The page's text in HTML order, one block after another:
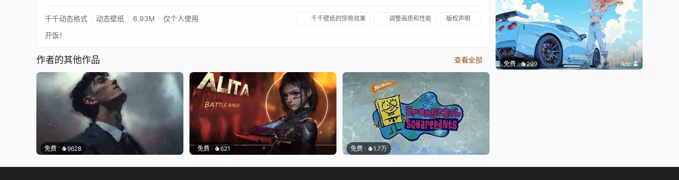
千千动态格式 动态壁纸 6.93M 仅个人使用 千千壁纸的惊艳效果 调整画质和性能 版权声明
开饭！
作者的其他作品 查看全部
免费 9628 免费 621 免费 1.7万
免费 299 Ado